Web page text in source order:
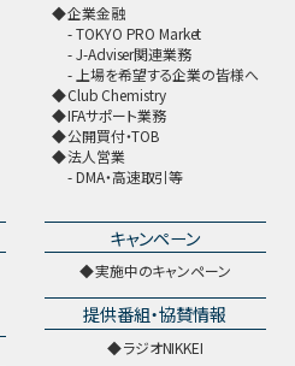
企業金融
TOKYO PRO Market
J-Adviser関連業務
上場を希望する企業の皆様へ
Club Chemistry
IFAサポート業務
公開買付・TOB
法人営業
DMA・高速取引等
キャンペーン
実施中のキャンペーン
提供番組・協賛情報
ラジオNIKKEI